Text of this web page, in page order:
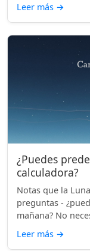
Leer más →
¿Puedes
calculadora?
Notas que la
preguntas -
mañana? No
Leer más →